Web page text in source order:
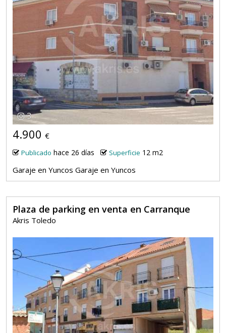
3
4.900 €
Publicado hace 26 días Superficie 12 m2
Garaje en Yuncos Garaje en Yuncos
Plaza de parking en venta en Carranque
Akris Toledo